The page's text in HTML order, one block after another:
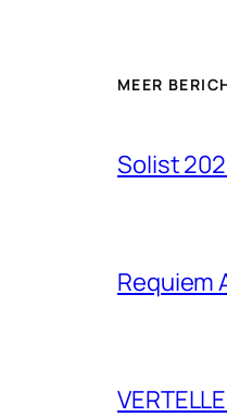
MEER
Solist
Requiem